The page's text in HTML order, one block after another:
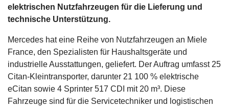
elektrischen Nutzfahrzeugen für die Lieferung und
technische Unterstützung.
Mercedes hat eine Reihe von Nutzfahrzeugen an Miele
France, den Spezialisten für Haushaltsgeräte und
industrielle Ausstattungen, geliefert. Der Auftrag umfasst 25
Citan-Kleintransporter, darunter 21 100 % elektrische
eCitan sowie 4 Sprinter 517 CDI mit 20 m³. Diese
Fahrzeuge sind für die Servicetechniker und logistischen